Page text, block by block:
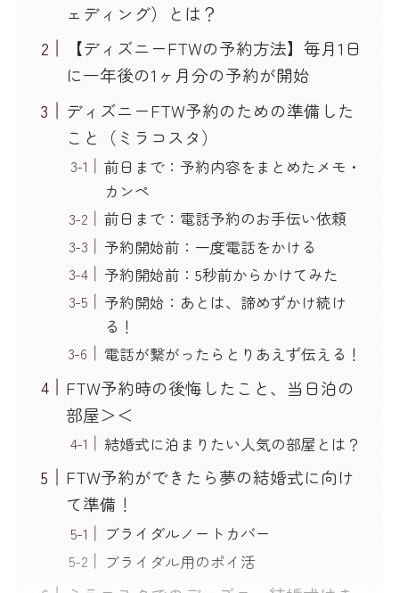
ェディング）とは？
【ディズニーFTWの予約方法】毎月1日
に一年後の1ヶ月分の予約が開始
ディズニーFTW予約のための準備した
こと（ミラコスタ）
前日まで：予約内容をまとめたメモ・
カンペ
前日まで：電話予約のお手伝い依頼
予約開始前：一度電話をかける
予約開始前：5秒前からかけてみた
予約開始：あとは、諦めずかけ続け
る！
電話が繋がったらとりあえず伝える！
FTW予約時の後悔したこと、当日泊の
部屋＞＜
結婚式に泊まりたい人気の部屋とは？
FTW予約ができたら夢の結婚式に向け
て準備！
ブライダルノートカバー
ブライダル用のポイ活